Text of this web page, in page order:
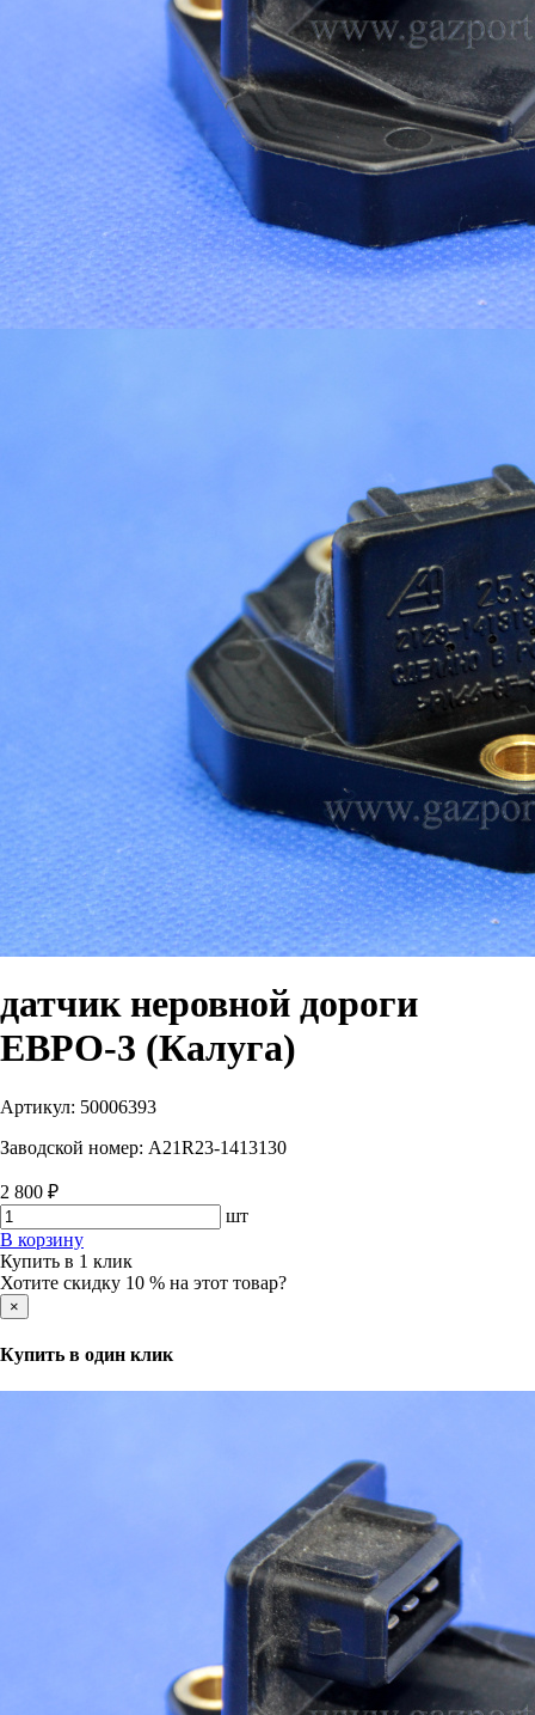
датчик неровной дороги
ЕВРО-3 (Калуга)
Артикул: 50006393
Заводской номер: A21R23-1413130
2 800 ₽
шт
В корзину
Купить в 1 клик
Хотите скидку 10 % на этот товар?
×
Купить в один клик